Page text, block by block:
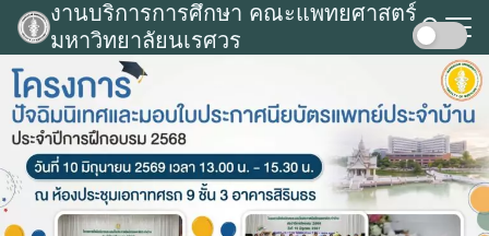
Skip
content
งานบริการการศึกษา คณะแพทยศาสตร์
มหาวิทยาลัยนเรศวร
Search
for: